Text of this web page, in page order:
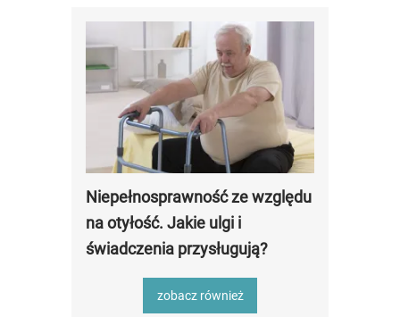
Niepełnosprawność ze względu
na otyłość. Jakie ulgi i
świadczenia przysługują?
zobacz również